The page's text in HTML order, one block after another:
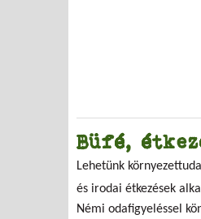
Büfé,
Lehetünk
és irodai étkezések
Némi odafigyeléssel